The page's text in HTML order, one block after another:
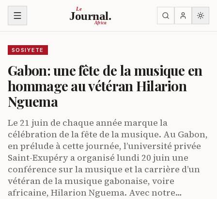
Ja ku biri muri urupapuro
Le
Journal.
Africa
SOSIYETE
Gabon: une fête de la musique en
hommage au vétéran Hilarion
Nguema
Le 21 juin de chaque année marque la
célébration de la fête de la musique. Au Gabon,
en prélude à cette journée, l’université privée
Saint-Exupéry a organisé lundi 20 juin une
conférence sur la musique et la carrière d’un
vétéran de la musique gabonaise, voire
africaine, Hilarion Nguema. Avec notre…